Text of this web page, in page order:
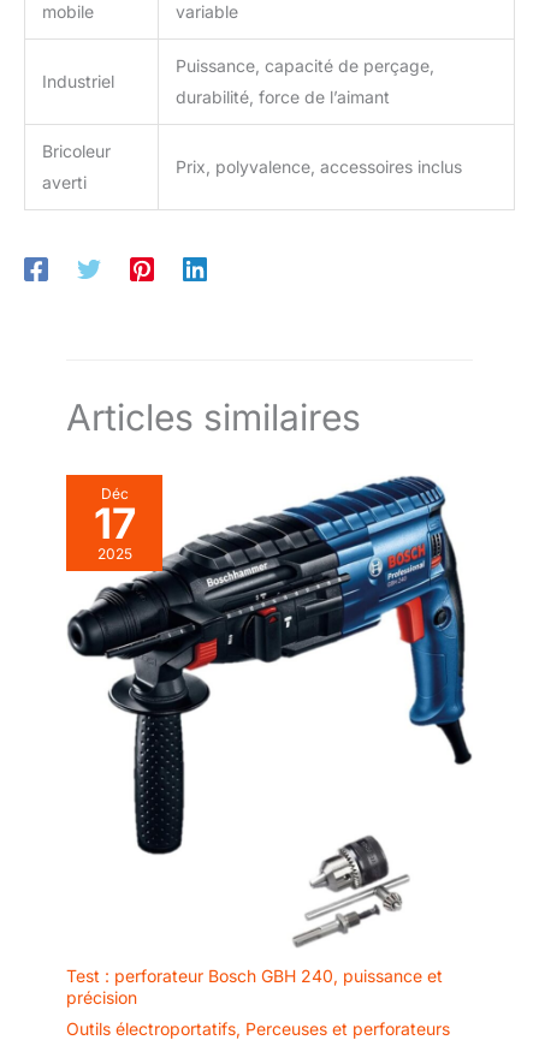
mobile
variable
Industriel
Puissance, capacité de perçage,
durabilité, force de l’aimant
Bricoleur
averti
Prix, polyvalence, accessoires inclus
Articles similaires
Déc
17
2025
Test : perforateur Bosch GBH 240, puissance et
précision
Outils électroportatifs, Perceuses et perforateurs